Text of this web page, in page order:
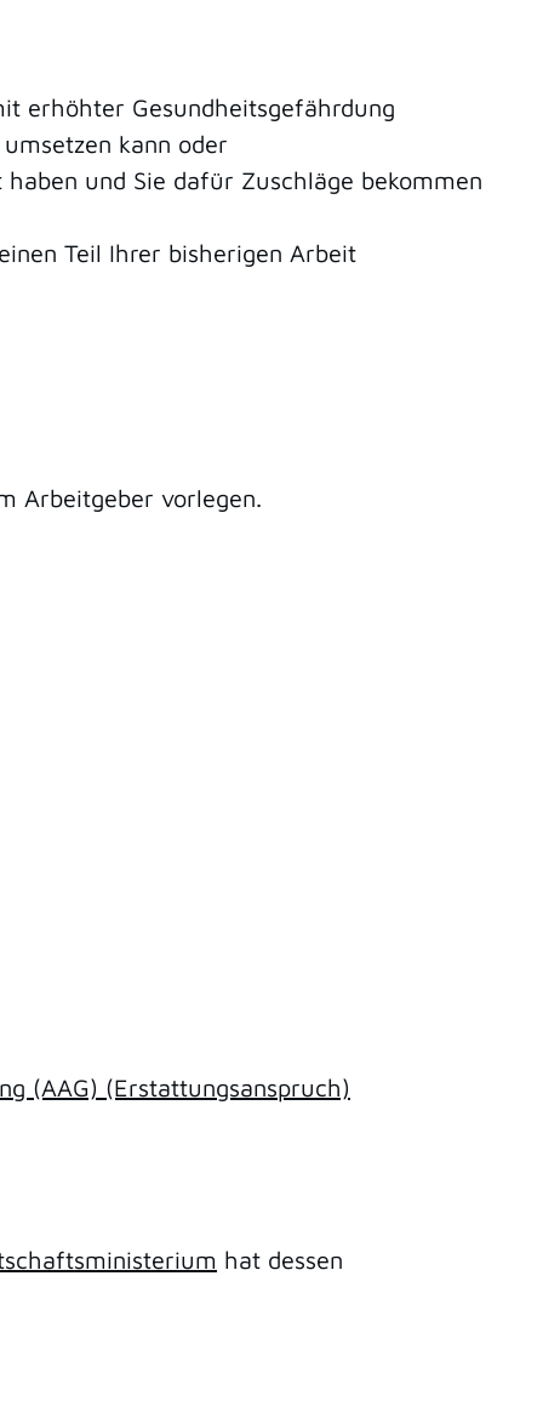
erhöhter Gesundheitsgefährdung
kann oder
und Sie dafür Zuschläge bekommen
Teil Ihrer bisherigen Arbeit
Arbeitgeber vorlegen.
(AAG) (Erstattungsanspruch)
hat dessen